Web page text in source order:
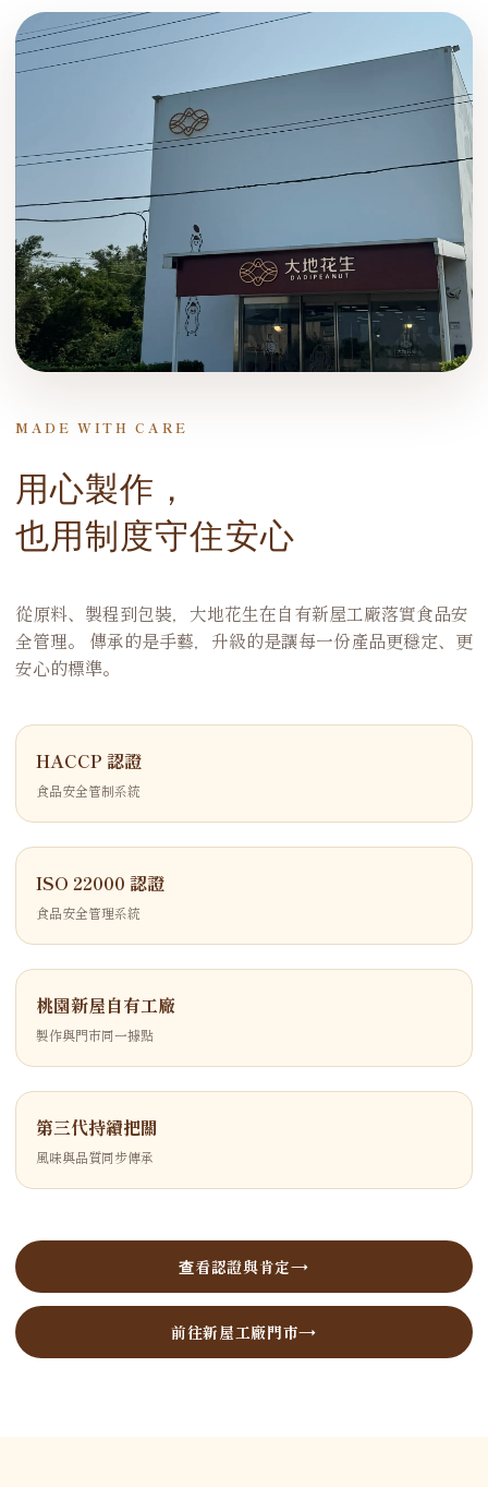
MADE WITH CARE
用心製作，
也用制度守住安心
從原料、製程到包裝，大地花生在自有新屋工廠落實食品安
全管理。 傳承的是手藝，升級的是讓每一份產品更穩定、更
安心的標準。
HACCP 認證
食品安全管制系統
ISO 22000 認證
食品安全管理系統
桃園新屋自有工廠
製作與門市同一據點
第三代持續把關
風味與品質同步傳承
查看認證與肯定
前往新屋工廠門市